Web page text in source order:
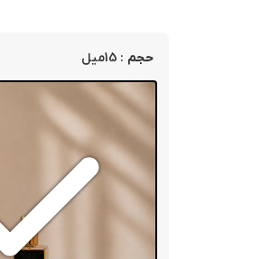
حجم : 15میل